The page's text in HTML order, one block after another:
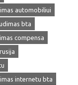
automobiliui
bta
compensa
internetu bta